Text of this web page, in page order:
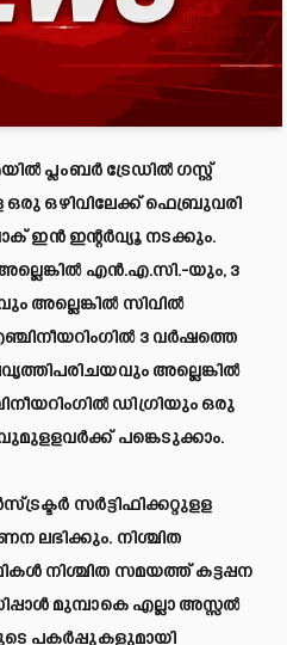
പ്ലംബര്‍ ട്രേഡില്‍ ഗസ്റ്റ്
ഒഴിവിലേക്ക് ഫെബ്രുവരി
ഇന്‍ ഇന്റര്‍വ്യൂ നടക്കും.
അല്ലെങ്കില്‍ എന്‍.എ.സി.-യും, 3
അല്ലെങ്കില്‍ സിവില്‍
3 വര്‍ഷത്തെ
അല്ലെങ്കില്‍
ഡിഗ്രിയും ഒരു
പങ്കെടുക്കാം.
സര്‍ട്ടിഫിക്കറ്റുളള
ലഭിക്കും. നിശ്ചിത
നിശ്ചിത സമയത്ത് കട്ടപ്പന
മുമ്പാകെ എല്ലാ അസ്സല്‍
പകര്‍പ്പുകളുമായി